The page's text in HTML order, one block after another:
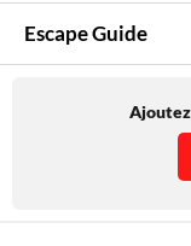
Escape Guide